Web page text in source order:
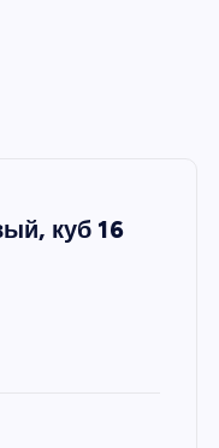
куб 16